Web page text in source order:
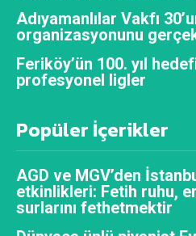
Adıyamanlılar Vakfı
organizasyonunu
Feriköy’ün 100. yıl
profesyonel ligler
Popüler İçerikler
AGD ve MGV’den
etkinlikleri: Fetih ruhu,
surlarını fethetmektir